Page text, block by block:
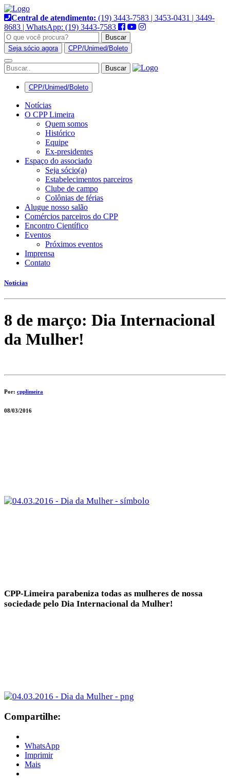
Pular
para
o
conteúdo
Central de atendimento: (19) 3443-7583 | 3453-0431 | 3449-
8683 | WhatsApp: (19) 3443-7583
Buscar
Seja sócio agora
CPP/Unimed/Boleto
Alternar
navegação
CPP/Unimed/Boleto
Notícias
O CPP Limeira
Quem somos
Histórico
Equipe
Ex-presidentes
Espaço do associado
Seja sócio(a)
Estabelecimentos parceiros
Clube de campo
Colônias de férias
Alugue nosso salão
Comércios parceiros do CPP
Encontro Científico
Eventos
Próximos eventos
Imprensa
Contato
Notícias
8 de março: Dia Internacional
da Mulher!
Por: cpplimeira
08/03/2016
CPP-Limeira parabeniza todas as mulheres de nossa
sociedade pelo Dia Internacional da Mulher!
Compartilhe:
WhatsApp
Imprimir
Mais